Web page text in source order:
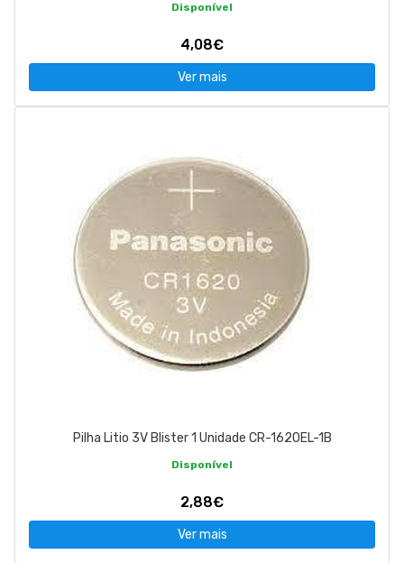
Disponível
4,08€
Ver mais
Pilha Litio 3V Blister 1 Unidade CR-1620EL-1B
Disponível
2,88€
Ver mais